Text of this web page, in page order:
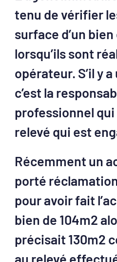
tenu de vérifier
surface d’un
lorsqu’ils sont
opérateur. S’il y
c’est la
professionnel qui
relevé qui est
Récemment un
porté
pour avoir fait
bien de 104m2
précisait 130m2
au relevé